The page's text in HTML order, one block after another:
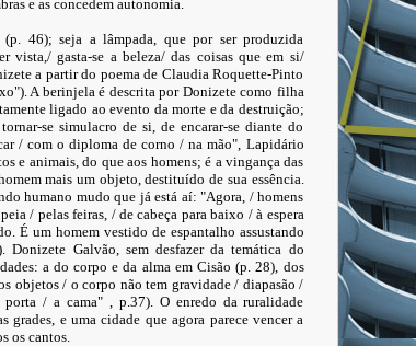
e as concedem autonomia.
(p. 46); seja a lâmpada, que por ser produzida
vista,/ gasta-se a beleza/ das coisas que em si/
a partir do poema de Claudia Roquette-Pinto
A berinjela é descrita por Donizete como filha
ligado ao evento da morte e da destruição;
se simulacro de si, de encarar-se diante do
/ com o diploma de corno / na mão", Lapidário
e animais, do que aos homens; é a vingança das
mais um objeto, destituído de sua essência.
humano mudo que já está aí: "Agora, / homens
/ pelas feiras, / de cabeça para baixo / à espera
É um homem vestido de espantalho assustando
Galvão, sem desfazer da temática do
a do corpo e da alma em Cisão (p. 28), dos
objetos / o corpo não tem gravidade / diapasão /
/ a cama" , p.37). O enredo da ruralidade
grades, e uma cidade que agora parece vencer a
os cantos.